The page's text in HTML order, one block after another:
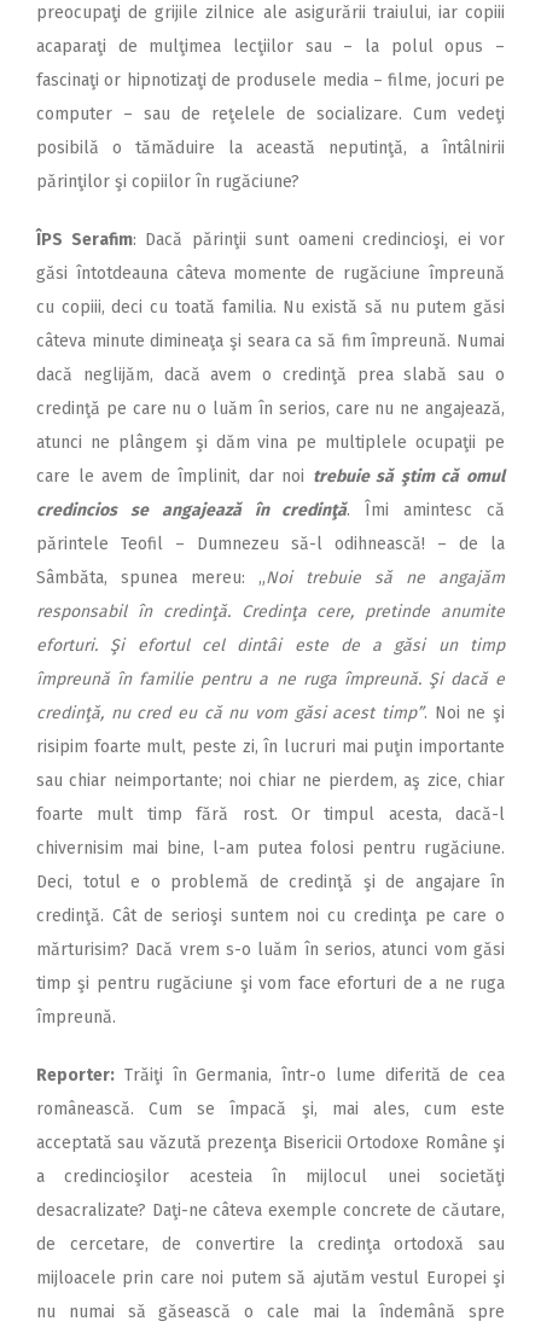
preocupaţi de grijile zilnice ale asigurării traiului, iar copiii
acaparaţi de mulţimea lecţiilor sau – la polul opus –
fascinaţi or hipnotizaţi de produsele media – filme, jocuri pe
computer – sau de reţelele de socializare. Cum vedeţi
posibilă o tămăduire la această neputinţă, a întâlnirii
părinţilor şi copiilor în rugăciune?
ÎPS Serafim: Dacă părinţii sunt oameni credincioşi, ei vor
găsi întotdeauna câteva momente de rugăciune împreună
cu copiii, deci cu toată familia. Nu există să nu putem găsi
câteva minute dimineaţa şi seara ca să fim împreună. Numai
dacă neglijăm, dacă avem o credinţă prea slabă sau o
credinţă pe care nu o luăm în serios, care nu ne angajează,
atunci ne plângem şi dăm vina pe multiplele ocupaţii pe
care le avem de împlinit, dar noi trebuie să ştim că omul
credincios se angajează în credinţă. Îmi amintesc că
părintele Teofil – Dumnezeu să-l odihnească! – de la
Sâmbăta, spunea mereu: „Noi trebuie să ne angajăm
responsabil în credinţă. Credinţa cere, pretinde anumite
eforturi. Şi efortul cel dintâi este de a găsi un timp
împreună în familie pentru a ne ruga împreună. Şi dacă e
credinţă, nu cred eu că nu vom găsi acest timp”. Noi ne şi
risipim foarte mult, peste zi, în lucruri mai puţin importante
sau chiar neimportante; noi chiar ne pierdem, aş zice, chiar
foarte mult timp fără rost. Or timpul acesta, dacă-l
chivernisim mai bine, l-am putea folosi pentru rugăciune.
Deci, totul e o problemă de credinţă şi de angajare în
credinţă. Cât de serioşi suntem noi cu credinţa pe care o
mărturisim? Dacă vrem s-o luăm în serios, atunci vom găsi
timp şi pentru rugăciune şi vom face eforturi de a ne ruga
împreună.
Reporter: Trăiţi în Germania, într-o lume diferită de cea
românească. Cum se împacă şi, mai ales, cum este
acceptată sau văzută prezenţa Bisericii Ortodoxe Române şi
a credincioşilor acesteia în mijlocul unei societăţi
desacralizate? Daţi-ne câteva exemple concrete de căutare,
de cercetare, de convertire la credinţa ortodoxă sau
mijloacele prin care noi putem să ajutăm vestul Europei şi
nu numai să găsească o cale mai la îndemână spre